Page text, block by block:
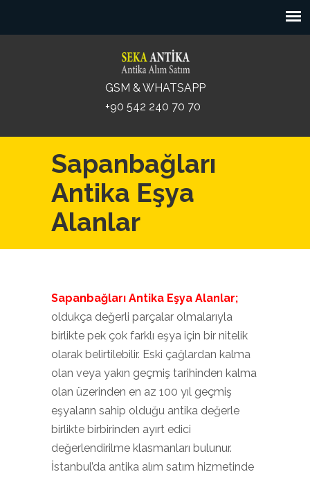
GSM & WHATSAPP
+90 542 240 70 70
Sapanbağları
Antika Eşya
Alanlar
Sapanbağları Antika Eşya Alanlar;
oldukça değerli parçalar olmalarıyla
birlikte pek çok farklı eşya için bir nitelik
olarak belirtilebilir. Eski çağlardan kalma
olan veya yakın geçmiş tarihinden kalma
olan üzerinden en az 100 yıl geçmiş
eşyaların sahip olduğu antika değerle
birlikte birbirinden ayırt edici
değerlendirilme klasmanları bulunur.
İstanbul’da antika alım satım hizmetinde